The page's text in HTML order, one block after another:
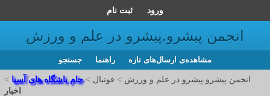
ورود ثبت نام
انجمن پیشرو.پیشرو در علم و ورزش
مشاهده‌ی ارسال‌های تازه‌ راهنما جستجو
انجمن پیشرو.پیشرو در علم و ورزش > فوتبال >جام باشگاه های آسیا >
اخبار